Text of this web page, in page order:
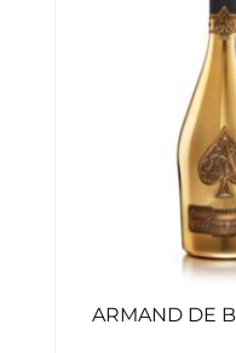
ARMAND DE